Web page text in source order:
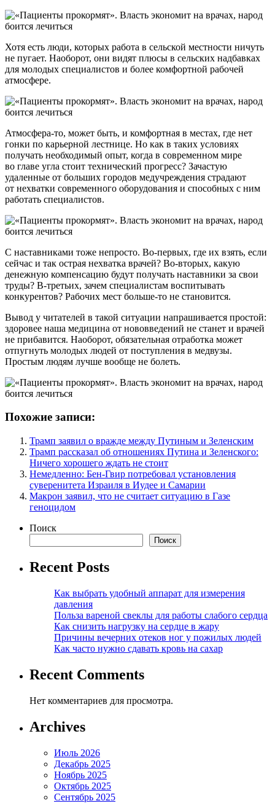
Хотя есть люди, которых работа в сельской местности ничуть
не пугает. Наоборот, они видят плюсы в сельских надбавках
для молодых специалистов и более комфортной рабочей
атмосфере.
Атмосфера-то, может быть, и комфортная в местах, где нет
гонки по карьерной лестнице. Но как в таких условиях
получать необходимый опыт, когда в современном мире
во главе угла стоит технический прогресс? Зачастую
удаленные от больших городов медучреждения страдают
от нехватки современного оборудования и способных с ним
работать специалистов.
С наставниками тоже непросто. Во-первых, где их взять, если
сейчас и так острая нехватка врачей? Во-вторых, какую
денежную компенсацию будут получать наставники за свои
труды? В-третьих, зачем специалистам воспитывать
конкурентов? Рабочих мест больше-то не становится.
Вывод у читателей в такой ситуации напрашивается простой:
здоровее наша медицина от нововведений не станет и врачей
не прибавится. Наоборот, обязательная отработка может
отпугнуть молодых людей от поступления в медвузы.
Простым людям лучше вообще не болеть.
Похожие записи:
Трамп заявил о вражде между Путиным и Зеленским
Трамп рассказал об отношениях Путина и Зеленского:
Ничего хорошего ждать не стоит
Немедленно: Бен-Гвир потребовал установления
суверенитета Израиля в Иудее и Самарии
Макрон заявил, что не считает ситуацию в Газе
геноцидом
Поиск
Поиск
Recent Posts
Как выбрать удобный аппарат для измерения
давления
Польза вареной свеклы для работы слабого сердца
Как снизить нагрузку на сердце в жару
Причины вечерних отеков ног у пожилых людей
Как часто нужно сдавать кровь на сахар
Recent Comments
Нет комментариев для просмотра.
Archives
Июль 2026
Декабрь 2025
Ноябрь 2025
Октябрь 2025
Сентябрь 2025